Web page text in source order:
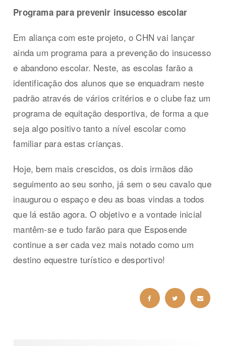
Programa para prevenir insucesso escolar
Em aliança com este projeto, o CHN vai lançar
ainda um programa para a prevenção do insucesso
e abandono escolar. Neste, as escolas farão a
identificação dos alunos que se enquadram neste
padrão através de vários critérios e o clube faz um
programa de equitação desportiva, de forma a que
seja algo positivo tanto a nível escolar como
familiar para estas crianças.
Hoje, bem mais crescidos, os dois irmãos dão
seguimento ao seu sonho, já sem o seu cavalo que
inaugurou o espaço e deu as boas vindas a todos
que lá estão agora. O objetivo e a vontade inicial
mantêm-se e tudo farão para que Esposende
continue a ser cada vez mais notado como um
destino equestre turístico e desportivo!